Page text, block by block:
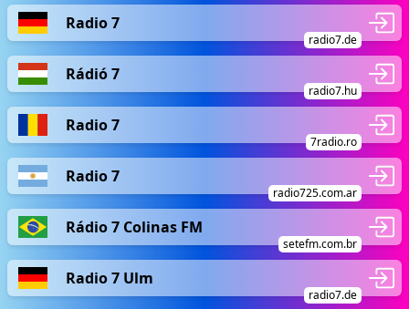
Radio 7
radio7.de
Rádió 7
radio7.hu
Radio 7
7radio.ro
Radio 7
radio725.com.ar
Rádio 7 Colinas FM
setefm.com.br
Radio 7 Ulm
radio7.de